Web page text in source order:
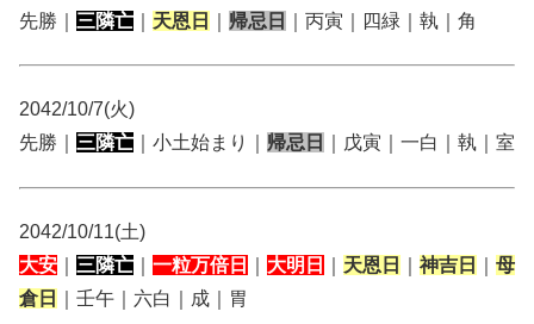
先勝｜ 三隣亡 天恩日 帰忌日 ｜丙寅｜四緑｜執｜角
2042/10/7(火)
先勝｜ 三隣亡 ｜小土始まり｜ 帰忌日 ｜戊寅｜一白｜執｜室
2042/10/11(土)
大安
三隣亡 一粒万倍日 大明日 天恩日 神吉日
母
倉日
｜壬午｜六白｜成｜胃